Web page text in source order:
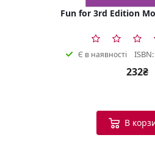
Fun for 3rd Edition
Є в наявності
232₴
В